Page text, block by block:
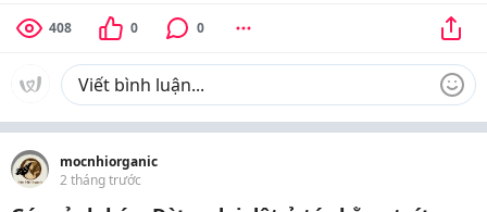
408 0 0
mocnhiorganic
2 tháng trước